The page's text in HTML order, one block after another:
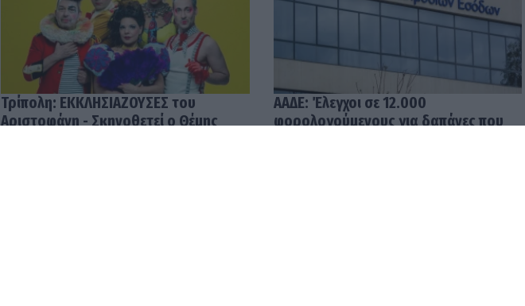
Τρίπολη: ΕΚΚΛΗΣΙΑΖΟΥΣΕΣ του
Αριστοφάνη - Σκηνοθετεί ο Θέμης
ΑΑΔΕ: Έλεγχοι σε 12.000
φορολογούμενους για δαπάνες που